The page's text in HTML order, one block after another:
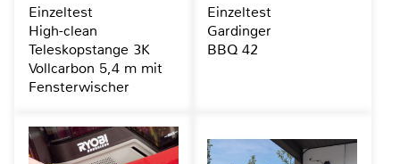
Einzeltest
High-clean
Teleskopstange 3K
Vollcarbon 5,4 m mit
Fensterwischer
Einzeltest
Gardinger
BBQ 42